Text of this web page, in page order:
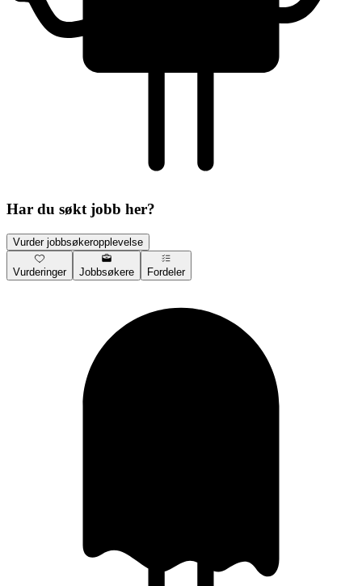
Har du søkt jobb her?
Vurder jobbsøkeropplevelse
Vurderinger Jobbsøkere Fordeler